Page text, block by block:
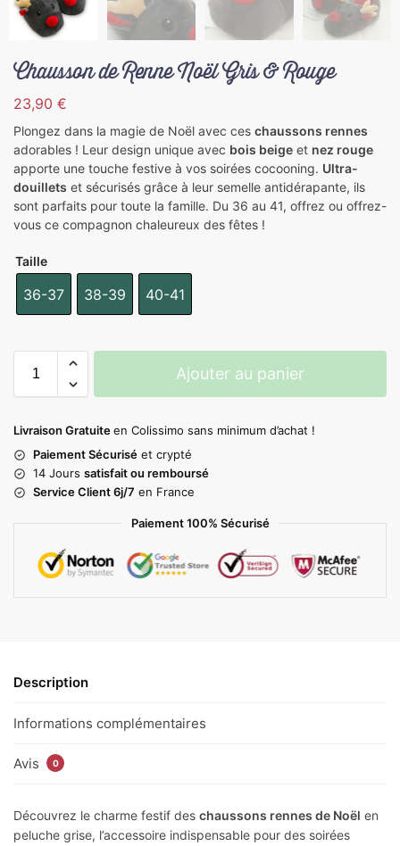
Chausson de Renne Noël Gris & Rouge
23,90 €
Plongez dans la magie de Noël avec ces chaussons rennes
adorables ! Leur design unique avec bois beige et nez rouge
apporte une touche festive à vos soirées cocooning. Ultra-
douillets et sécurisés grâce à leur semelle antidérapante, ils
sont parfaits pour toute la famille. Du 36 au 41, offrez ou offrez-
vous ce compagnon chaleureux des fêtes !
Taille
36-37 38-39 40-41
Ajouter au panier
Livraison Gratuiteen Colissimo sans minimum d’achat !
Paiement Sécurisé et crypté
14 Jours satisfait ou remboursé
Service Client 6j/7 en France
Paiement 100% Sécurisé
Description
Informations complémentaires
Avis 0
Découvrez le charme festif des chaussons rennes de Noël en
peluche grise, l’accessoire indispensable pour des soirées